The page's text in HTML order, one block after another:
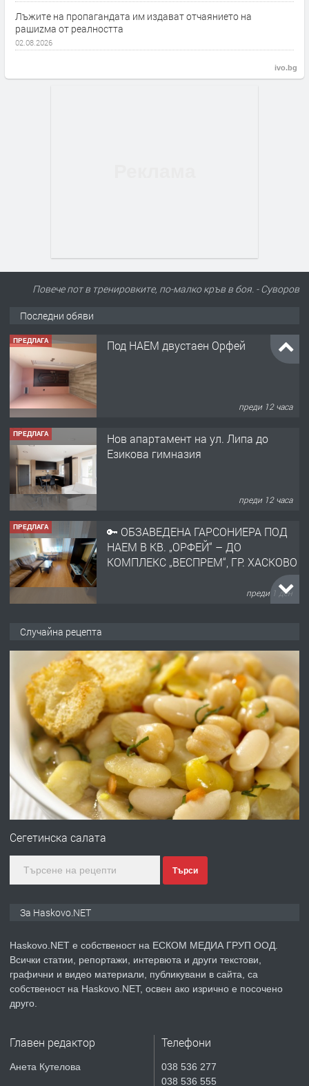
Лъжите на пропагандата им издават отчаянието на
рашиzма от реалността
02.08.2026
ivo.bg
Повече пот в тренировките, по-малко кръв в боя. - Суворов
Последни обяви
ПРЕДЛАГА Под НАЕМ двустаен Орфей
преди 12 часа
ПРЕДЛАГА
Нов апартамент на ул. Липа до
Езикова гимназия
преди 12 часа
ПРЕДЛАГА
🔑 ОБЗАВЕДЕНА ГАРСОНИЕРА ПОД
НАЕМ В КВ. „ОРФЕЙ“ – ДО
КОМПЛЕКС „ВЕСПРЕМ“, ГР. ХАСКОВО
преди 1 ден
АПАРТАМЕНТ В ЦЕНТЪРА НА ГР.
ХАСКОВО
преди 2 дни
ПРЕДЛАГА Давам гараж под наем
преди 2 дни
ПРЕДЛАГА
№4120 Магазин/Офис под наем в кв.
преди 3 дни
ПРЕДЛАГА
Продавам парцел в гр. Хасково кв.
Случайна рецепта
Сегетинска салата
Търси
За Haskovo.NET
Haskovo.NET е собственост на ЕСКОМ МЕДИА ГРУП ООД.
Всички статии, репортажи, интервюта и други текстови,
графични и видео материали, публикувани в сайта, са
собственост на Haskovo.NET, освен ако изрично е посочено
друго.
Главен редактор
Анета Кутелова
Телефони
038 536 277
038 536 555